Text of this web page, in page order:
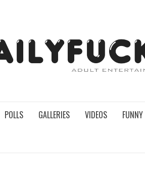
POLLS GALLERIES VIDEOS FUNNY